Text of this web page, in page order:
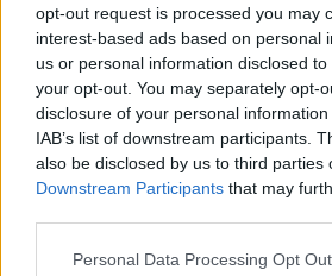
opt-out request is processed you may
interest-based ads based on personal
us or personal information disclosed
your opt-out. You may separately opt-
disclosure of your personal
IAB’s list of downstream participants.
also be disclosed by us to third parties
Downstream Participants that may
Please note that this website/app uses
Personal Data Processing Opt
Η διάρκεια της γραπτής
«Δημόσια Διοίκηση και
γλώσσα» είναι2 ώρεςκαι για
«Φάκελος επίκαιρου θέματος»
Ποιοι μπορούν να